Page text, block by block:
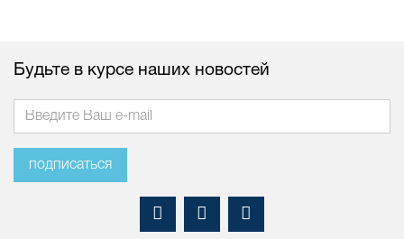
Будьте в курсе наших новостей
подписаться